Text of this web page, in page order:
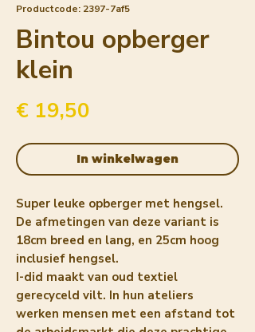
Productcode: 2397-7af5
Bintou opberger
klein
€ 19,50
In winkelwagen
Super leuke opberger met hengsel.
De afmetingen van deze variant is
18cm breed en lang, en 25cm hoog
inclusief hengsel.
I-did maakt van oud textiel
gerecyceld vilt. In hun ateliers
werken mensen met een afstand tot